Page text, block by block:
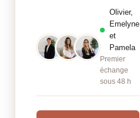
Olivier,
Emelyne
et
Pamela
Premier
échange
sous 48 h